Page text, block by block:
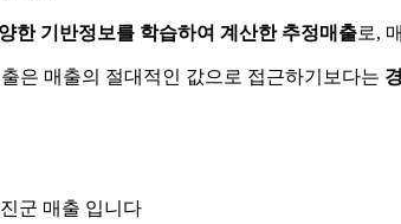
한 기반정보를 학습하여 계산한 추정매출로,
은 매출의 절대적인 값으로 접근하기보다는
군 매출 입니다